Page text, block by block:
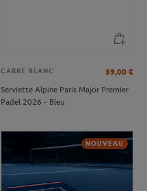
CARRE BLANC 39,00 €
Serviette Alpine Paris Major Premier
Padel 2026 - Bleu
NOUVEAU